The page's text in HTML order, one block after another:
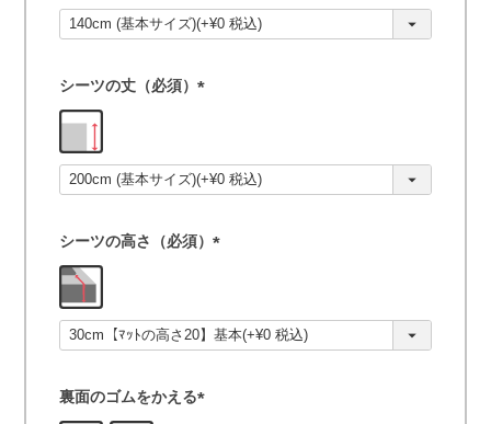
須
)
シーツの丈（必須）
須
)
シーツの高さ（必須）
須
)
裏面のゴムをかえる